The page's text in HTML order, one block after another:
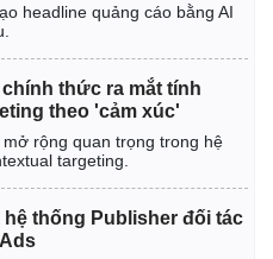
headline quảng cáo bằng AI
thức ra mắt tính
theo 'cảm xúc'
rộng quan trọng trong hệ
targeting.
hệ thống Publisher đối tác